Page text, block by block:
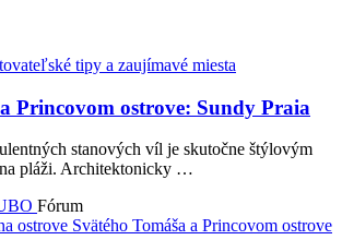
Princovom ostrove: Sundy Praia
stanových víl je skutočne štýlovým
pláži. Architektonicky …
Fórum